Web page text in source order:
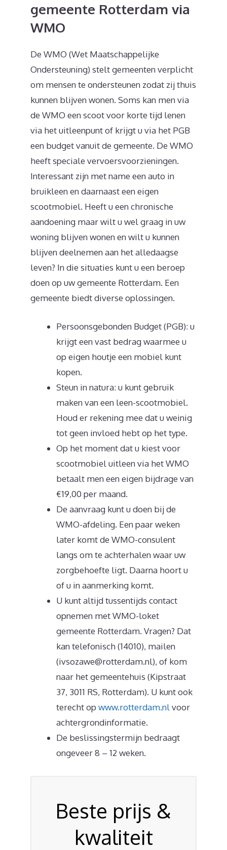
gemeente Rotterdam via
WMO
De WMO (Wet Maatschappelijke
Ondersteuning) stelt gemeenten verplicht
om mensen te ondersteunen zodat zij thuis
kunnen blijven wonen. Soms kan men via
de WMO een scoot voor korte tijd lenen
via het uitleenpunt of krijgt u via het PGB
een budget vanuit de gemeente. De WMO
heeft speciale vervoersvoorzieningen.
Interessant zijn met name een auto in
bruikleen en daarnaast een eigen
scootmobiel. Heeft u een chronische
aandoening maar wilt u wel graag in uw
woning blijven wonen en wilt u kunnen
blijven deelnemen aan het alledaagse
leven? In die situaties kunt u een beroep
doen op uw gemeente Rotterdam. Een
gemeente biedt diverse oplossingen.
Persoonsgebonden Budget (PGB): u
krijgt een vast bedrag waarmee u
op eigen houtje een mobiel kunt
kopen.
Steun in natura: u kunt gebruik
maken van een leen-scootmobiel.
Houd er rekening mee dat u weinig
tot geen invloed hebt op het type.
Op het moment dat u kiest voor
scootmobiel uitleen via het WMO
betaalt men een eigen bijdrage van
€19,00 per maand.
De aanvraag kunt u doen bij de
WMO-afdeling. Een paar weken
later komt de WMO-consulent
langs om te achterhalen waar uw
zorgbehoefte ligt. Daarna hoort u
of u in aanmerking komt.
U kunt altijd tussentijds contact
opnemen met WMO-loket
gemeente Rotterdam. Vragen? Dat
kan telefonisch (14010), mailen
(ivsozawe@rotterdam.nl), of kom
naar het gemeentehuis (Kipstraat
37, 3011 RS, Rotterdam). U kunt ook
terecht op www.rotterdam.nlvoor
achtergrondinformatie.
De beslissingstermijn bedraagt
ongeveer 8 – 12 weken.
Beste prijs &
kwaliteit